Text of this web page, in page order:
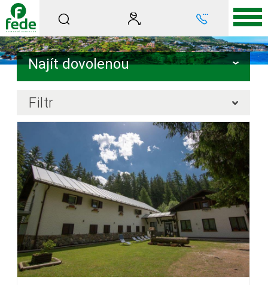
Najít dovolenou
Filtr